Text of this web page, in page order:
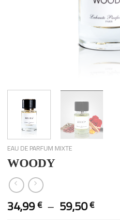
EAU DE PARFUM MIXTE
WOODY
34,99€ – 59,50€